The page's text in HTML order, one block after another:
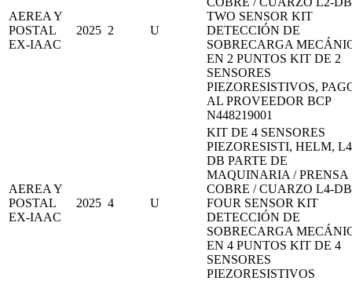
AEREA Y
POSTAL
EX-IAAC
2025 2 U
TWO SENSOR KIT
DETECCIÓN DE
SOBRECARGA
EN 2 PUNTOS KIT DE 2
SENSORES
PIEZORESISTIVOS,
AL PROVEEDOR BCP
N448219001
AEREA Y
POSTAL
EX-IAAC
2025 4 U
KIT DE 4 SENSORES
PIEZORESISTI, HELM,
DB PARTE DE
MAQUINARIA / PRENSA
COBRE / CUARZO L4-DB
FOUR SENSOR KIT
DETECCIÓN DE
SOBRECARGA
EN 4 PUNTOS KIT DE 4
SENSORES
PIEZORESISTIVOS